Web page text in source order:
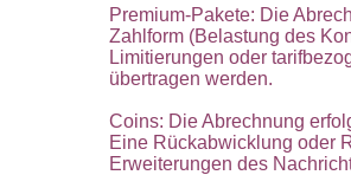
Premium-Pakete: Die
Zahlform (Belastung des
Limitierungen oder
übertragen werden.
Coins: Die Abrechnung
Eine Rückabwicklung oder
Erweiterungen des